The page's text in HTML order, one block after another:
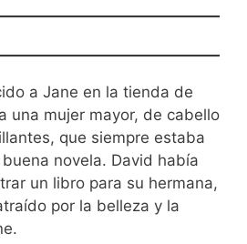
a Jane en la tienda de
una mujer mayor, de cabello
que siempre estaba
novela. David había
un libro para su hermana,
por la belleza y la